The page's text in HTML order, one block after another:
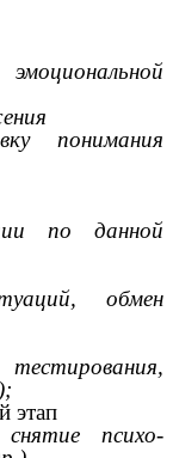
понимания
по данной
обмен
этап
психо-